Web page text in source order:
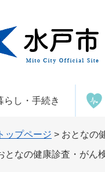
らし・手続き
トップページ > おとなの
となの健康診査・がん